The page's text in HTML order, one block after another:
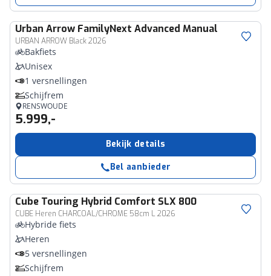
Urban Arrow FamilyNext Advanced Manual
URBAN ARROW Black 2026
Bakfiets
Unisex
1 versnellingen
Schijfrem
RENSWOUDE
5.999,-
Bekijk details
Bel aanbieder
Cube Touring Hybrid Comfort SLX 800
CUBE Heren CHARCOAL/CHROME 58cm L 2026
Hybride fiets
Heren
5 versnellingen
Schijfrem